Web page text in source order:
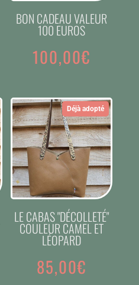
BON CADEAU VALEUR
100 EUROS
100,00€
Déjà adopté
LE CABAS "DÉCOLLETÉ"
COULEUR CAMEL ET
LÉOPARD
85,00€